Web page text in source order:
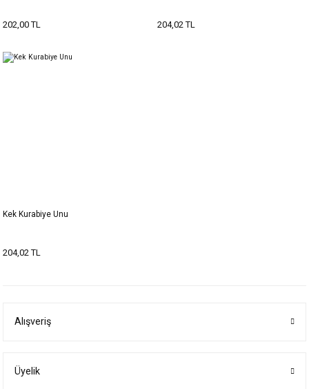
202,00 TL 204,02 TL
Kek Kurabiye Unu
204,02 TL
Alışveriş
Üyelik